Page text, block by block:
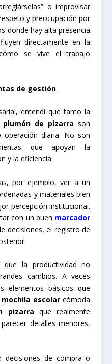
o improvisar
y preocupación por
donde hay alta presencia
directamente en la
se vive el trabajo
de gestión
entendí que tanto la
plumón de pizarra son
operación diaria. No son
que apoyan la
y la eficiencia.
por ejemplo, ver a un
y materiales bien
percepción institucional.
con un buen marcador
decisiones, el registro de
la productividad no
cambios. A veces
elementos básicos que
mochila escolar cómoda
pizarra que realmente
detalles menores,
de compra o